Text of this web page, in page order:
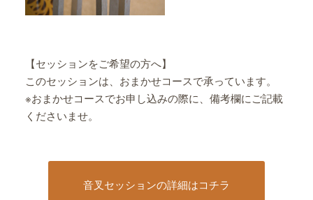
【セッションをご希望の方へ】
このセッションは、おまかせコースで承っています。
※おまかせコースでお申し込みの際に、備考欄にご記載
くださいませ。
音叉セッションの詳細はコチラ